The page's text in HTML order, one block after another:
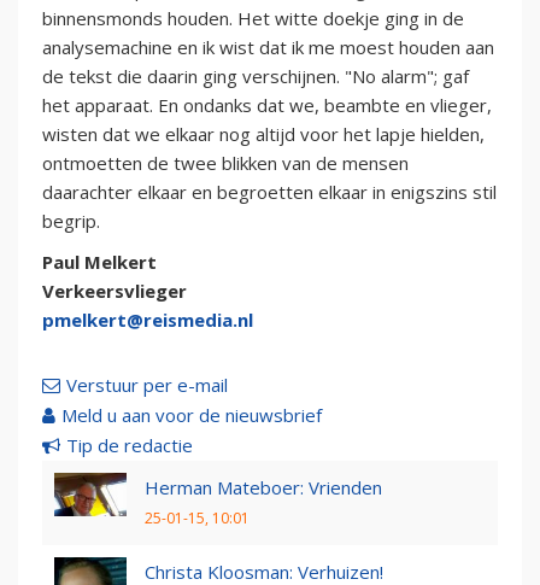
binnensmonds houden. Het witte doekje ging in de
analysemachine en ik wist dat ik me moest houden aan
de tekst die daarin ging verschijnen. "No alarm"; gaf
het apparaat. En ondanks dat we, beambte en vlieger,
wisten dat we elkaar nog altijd voor het lapje hielden,
ontmoetten de twee blikken van de mensen
daarachter elkaar en begroetten elkaar in enigszins stil
begrip.
Paul Melkert
Verkeersvlieger
pmelkert@reismedia.nl
Verstuur per e-mail
Meld u aan voor de nieuwsbrief
Tip de redactie
Herman Mateboer: Vrienden
25-01-15, 10:01
Christa Kloosman: Verhuizen!